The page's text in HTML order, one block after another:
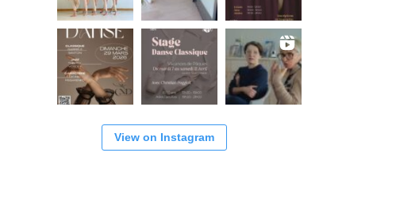
View on Instagram